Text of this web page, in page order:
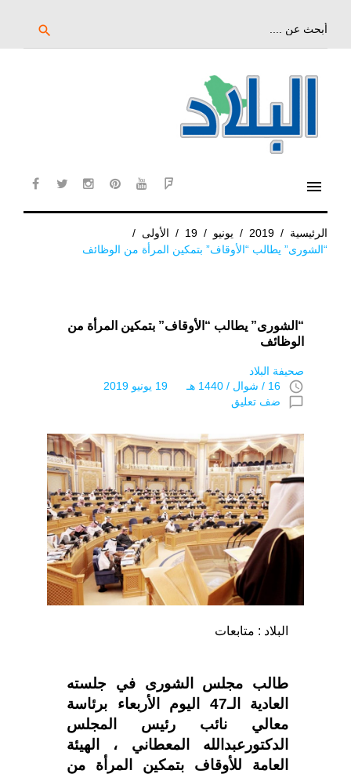
search
menu
الرئيسية /
2019
/ يونيو /
19
/ الأولى /
“الشورى” يطالب “الأوقاف” بتمكين المرأة من الوظائف
“الشورى” يطالب “الأوقاف” بتمكين المرأة من
الوظائف
صحيفة البلاد
access_time 16 / شوال / 1440 هـ 19 يونيو 2019
chat_bubble_outline ضف تعليق
البلاد : متابعات
طالب مجلس الشورى في جلسته
العادية الـ47 اليوم الأربعاء برئاسة
معالي نائب رئيس المجلس
الدكتورعبدالله المعطاني ،
الهيئة
العامة للأوقاف بتمكين المرأة من